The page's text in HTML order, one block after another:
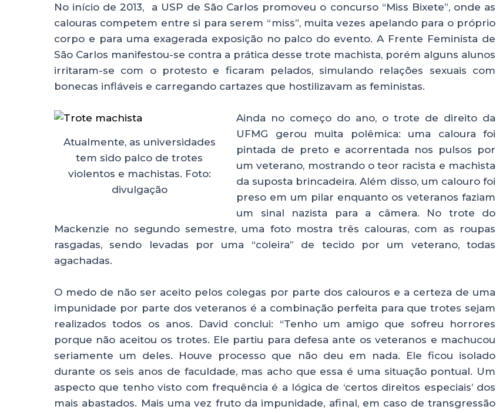
No início de 2013, a USP de São Carlos promoveu o concurso “Miss Bixete”, onde as
calouras competem entre si para serem “miss”, muita vezes apelando para o próprio
corpo e para uma exagerada exposição no palco do evento. A Frente Feminista de
São Carlos manifestou-se contra a prática desse trote machista, porém alguns alunos
irritaram-se com o protesto e ficaram pelados, simulando relações sexuais com
bonecas infláveis e carregando cartazes que hostilizavam as feministas.
Atualmente, as universidades
tem sido palco de trotes
violentos e machistas. Foto:
divulgação
Ainda no começo do ano, o trote de direito da
UFMG gerou muita polêmica: uma caloura foi
pintada de preto e acorrentada nos pulsos por
um veterano, mostrando o teor racista e machista
da suposta brincadeira. Além disso, um calouro foi
preso em um pilar enquanto os veteranos faziam
um sinal nazista para a câmera. No trote do
Mackenzie no segundo semestre, uma foto mostra três calouras, com as roupas
rasgadas, sendo levadas por uma “coleira” de tecido por um veterano, todas
agachadas.
O medo de não ser aceito pelos colegas por parte dos calouros e a certeza de uma
impunidade por parte dos veteranos é a combinação perfeita para que trotes sejam
realizados todos os anos. David conclui: “Tenho um amigo que sofreu horrores
porque não aceitou os trotes. Ele partiu para defesa ante os veteranos e machucou
seriamente um deles. Houve processo que não deu em nada. Ele ficou isolado
durante os seis anos de faculdade, mas acho que essa é uma situação pontual. Um
aspecto que tenho visto com frequência é a lógica de ‘certos direitos especiais’ dos
mais abastados. Mais uma vez fruto da impunidade, afinal, em caso de transgressão